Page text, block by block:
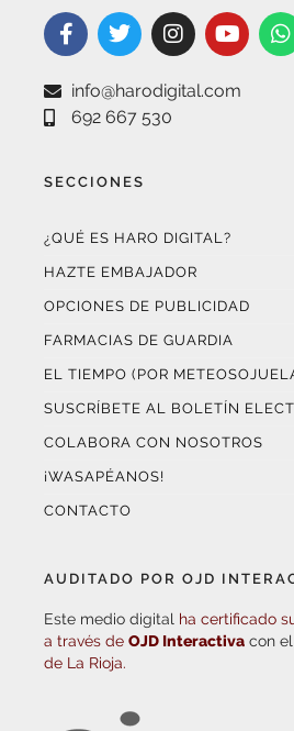
info@harodigital.com
692 667 530
SECCIONES
¿QUÉ ES HARO DIGITAL?
HAZTE EMBAJADOR
OPCIONES DE PUBLICIDAD
FARMACIAS DE GUARDIA
EL TIEMPO (POR
SUSCRÍBETE AL BOLETÍN
COLABORA CON NOSOTROS
¡WASAPÉANOS!
CONTACTO
AUDITADO POR OJD
Este medio digital ha certificado
a través de OJD Interactiva con
de La Rioja.